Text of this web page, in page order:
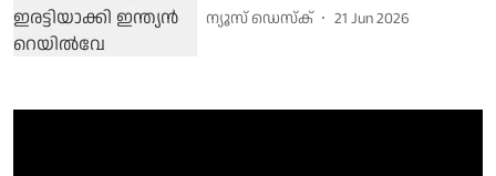
ന്യൂസ് ഡെസ്ക് 21 Jun 2026